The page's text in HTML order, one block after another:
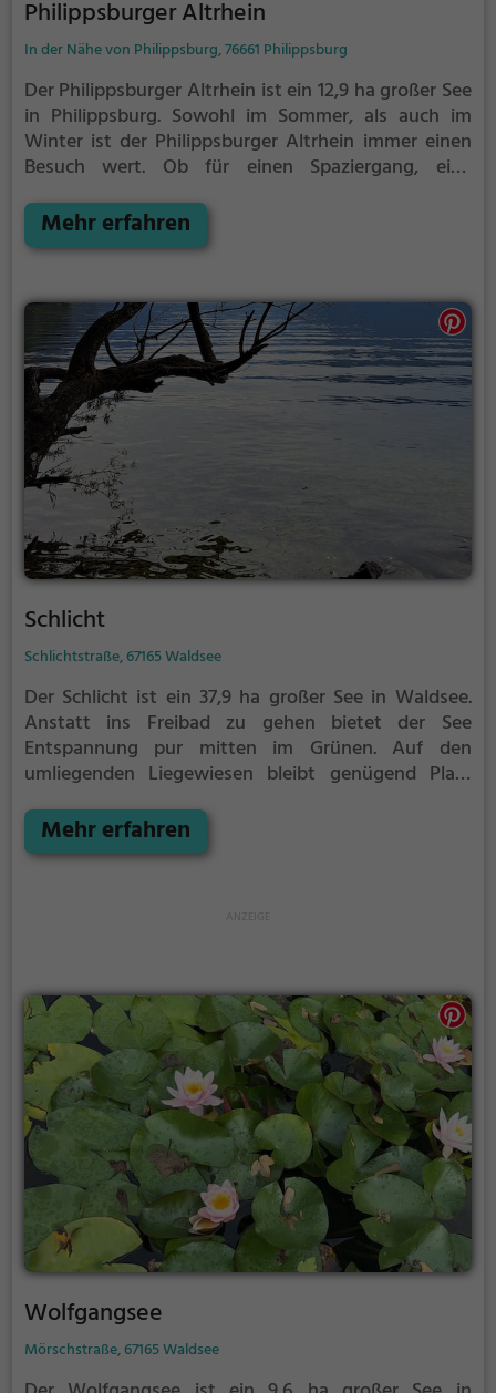
Philippsburger Altrhein
In der Nähe von Philippsburg, 76661 Philippsburg
Der Philippsburger Altrhein ist ein 12,9 ha großer See
in Philippsburg. Sowohl im Sommer, als auch im
Winter ist der Philippsburger Altrhein immer einen
Besuch wert. Ob für einen Spaziergang, eine
der Philippsburger Altrhein bietet zahlreiche
Möglichkeiten für Freizeitaktivitäten.
Mehr erfahren
Schlicht
Schlichtstraße, 67165 Waldsee
Der Schlicht ist ein 37,9 ha großer See in Waldsee.
Anstatt ins Freibad zu gehen bietet der See
Entspannung pur mitten im Grünen. Auf den
umliegenden Liegewiesen bleibt genügend Platz
September ist der Schlicht ein beliebtes Ausflugsziel.
Egal ob für Familien, Freunde oder Paare, der Schlicht
Mehr erfahren
Wolfgangsee
Mörschstraße, 67165 Waldsee